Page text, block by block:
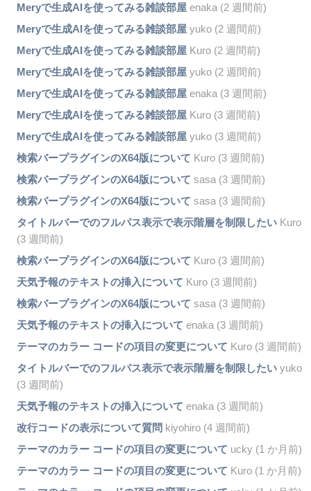
Meryで生成AIを使ってみる雑談部屋enaka (2 週間前)
Meryで生成AIを使ってみる雑談部屋yuko (2 週間前)
Meryで生成AIを使ってみる雑談部屋Kuro (2 週間前)
Meryで生成AIを使ってみる雑談部屋yuko (2 週間前)
Meryで生成AIを使ってみる雑談部屋enaka (3 週間前)
Meryで生成AIを使ってみる雑談部屋Kuro (3 週間前)
Meryで生成AIを使ってみる雑談部屋yuko (3 週間前)
検索バープラグインのX64版について Kuro (3 週間前)
検索バープラグインのX64版について sasa (3 週間前)
検索バープラグインのX64版について sasa (3 週間前)
タイトルバーでのフルパス表示で表示階層を制限したいKuro
(3 週間前)
検索バープラグインのX64版について Kuro (3 週間前)
天気予報のテキストの挿入について Kuro (3 週間前)
検索バープラグインのX64版について sasa (3 週間前)
天気予報のテキストの挿入について enaka (3 週間前)
テーマのカラー コードの項目の変更について Kuro (3 週間前)
タイトルバーでのフルパス表示で表示階層を制限したいyuko
(3 週間前)
天気予報のテキストの挿入について enaka (3 週間前)
改行コードの表示について質問 kiyohiro (4 週間前)
テーマのカラー コードの項目の変更について ucky (1 か月前)
テーマのカラー コードの項目の変更について Kuro (1 か月前)